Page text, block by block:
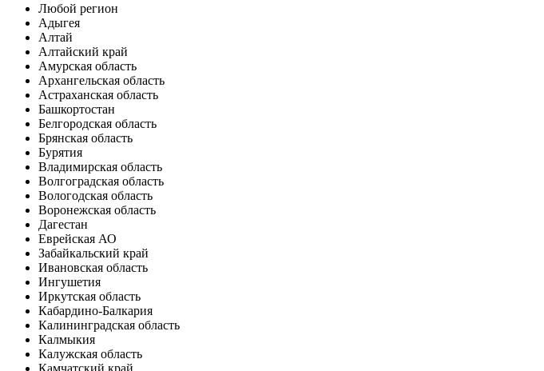
Любой регион
Адыгея
Алтай
Алтайский край
Амурская область
Архангельская область
Астраханская область
Башкортостан
Белгородская область
Брянская область
Бурятия
Владимирская область
Волгоградская область
Вологодская область
Воронежская область
Дагестан
Еврейская АО
Забайкальский край
Ивановская область
Ингушетия
Иркутская область
Кабардино-Балкария
Калининградская область
Калмыкия
Калужская область
Камчатский край